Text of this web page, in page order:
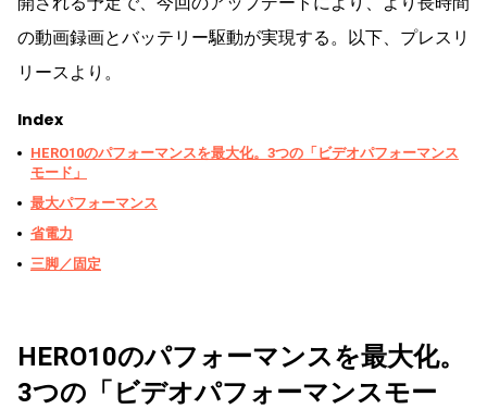
の動画録画とバッテリー駆動が実現する。以下、プレスリ
リースより。
Index
HERO10のパフォーマンスを最大化。3つの「ビデオパフォーマンス
モード」
最大パフォーマンス
省電力
三脚／固定
HERO10のパフォーマンスを最大化。
3つの「ビデオパフォーマンスモー